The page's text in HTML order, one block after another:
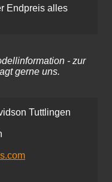
Endpreis alles
- zur
gerne uns.
Tuttlingen